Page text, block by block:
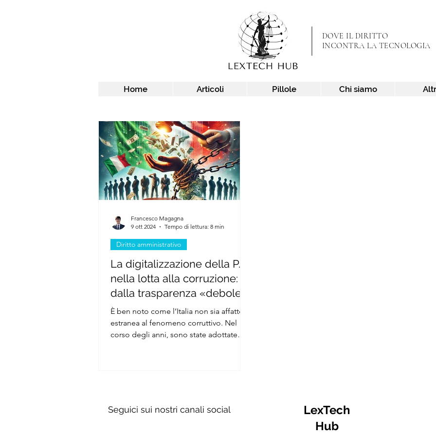
DOVE IL DIRITTO
INCONTRA LA TECNOLOGIA
Home Articoli Pillole Chi siamo
La digitalizzazione della P.A.
nella lotta alla corruzione:
dalla trasparenza «debole»
a quella «difensiva»
È ben noto come l’Italia non sia affatto
estranea al fenomeno corruttivo. Nel
corso degli anni, sono state adottate
Diritto amministrativo
Francesco Magagna
9 ott 2024
Tempo di lettura: 8 min
Seguici sui nostri canali social
LexTech
Hub